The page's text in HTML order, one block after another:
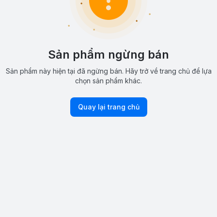
Sản phẩm ngừng bán
Sản phẩm này hiện tại đã ngừng bán. Hãy trở về trang chủ để lựa
chọn sản phẩm khác.
Quay lại trang chủ